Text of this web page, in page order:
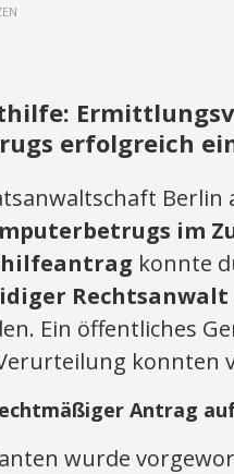
erfolgreich
im
konnte
Ein öffentliches
konnten
Antrag
wurde